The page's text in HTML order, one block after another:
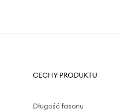
CECHY PRODUKTU
Długość fasonu